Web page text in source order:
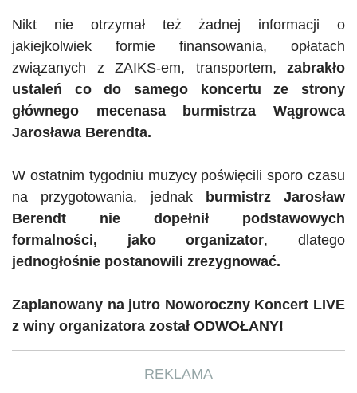
Nikt nie otrzymał też żadnej informacji o
jakiejkolwiek formie finansowania, opłatach
związanych z ZAIKS-em, transportem, zabrakło
ustaleń co do samego koncertu
ze strony
głównego mecenasa burmistrza Wągrowca
Jarosława Berendta.
W ostatnim tygodniu muzycy poświęcili sporo czasu
na przygotowania, jednak
burmistrz Jarosław
Berendt nie dopełnił podstawowych
formalności, jako organizator, dlatego
jednogłośnie postanowili zrezygnować.
Zaplanowany na jutro Noworoczny Koncert LIVE
z winy organizatora został ODWOŁANY!
REKLAMA